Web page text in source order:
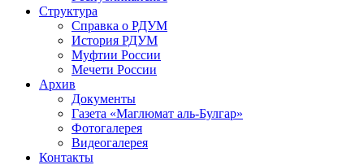
Структура
Справка о РДУМ
История РДУМ
Муфтии России
Мечети России
Архив
Документы
Газета «Маглюмат аль-Булгар»
Фотогалерея
Видеогалерея
Контакты